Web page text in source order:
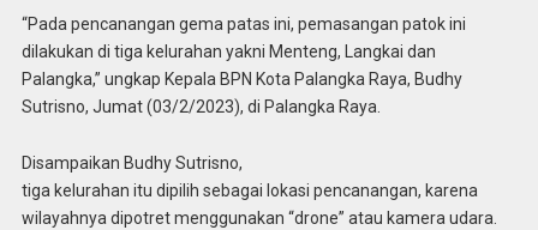
“Pada pencanangan gema patas ini, pemasangan patok ini
dilakukan di tiga kelurahan yakni Menteng, Langkai dan
Palangka,” ungkap Kepala BPN Kota Palangka Raya, Budhy
Sutrisno, Jumat (03/2/2023), di Palangka Raya.
Disampaikan Budhy Sutrisno,
tiga kelurahan itu dipilih sebagai lokasi pencanangan, karena
wilayahnya dipotret menggunakan “drone” atau kamera udara.